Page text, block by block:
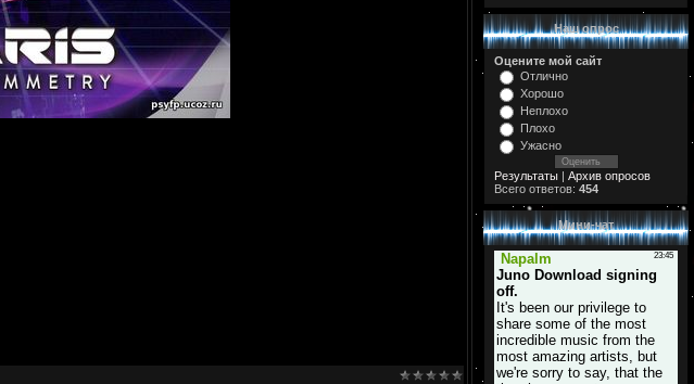
Наш опрос
Оцените мой сайт
Отлично
Хорошо
Неплохо
Плохо
Ужасно
Результаты | Архив опросов
Всего ответов: 454
Мини-чат